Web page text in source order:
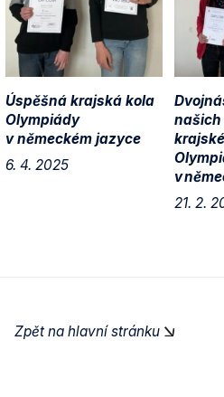
Úspěšná krajská kola
Olympiády
v německém jazyce
6. 4. 2025
našich
v
21. 2.
Zpět na hlavní stránku